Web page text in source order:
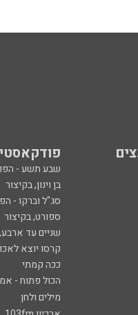
שבע תשע -
בן וינון, בקיצור
סג"ל וברקו -
ספורט, בקיצור
שניים עד
קרסו יוצא
ככה קמתי
הכול פתוח -
מילים ולחן